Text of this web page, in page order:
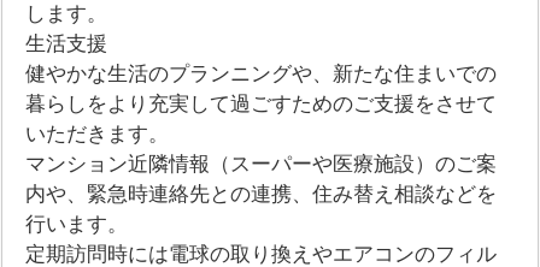
します。
生活支援
健やかな生活のプランニングや、新たな住まいでの
暮らしをより充実して過ごすためのご支援をさせて
いただきます。
マンション近隣情報（スーパーや医療施設）のご案
内や、緊急時連絡先との連携、住み替え相談などを
行います。
定期訪問時には電球の取り換えやエアコンのフィル